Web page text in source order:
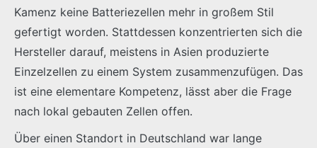
Kamenz keine Batteriezellen mehr in großem Stil
gefertigt worden. Stattdessen konzentrierten sich die
Hersteller darauf, meistens in Asien produzierte
Einzelzellen zu einem System zusammenzufügen. Das
ist eine elementare Kompetenz, lässt aber die Frage
nach lokal gebauten Zellen offen.
Über einen Standort in Deutschland war lange